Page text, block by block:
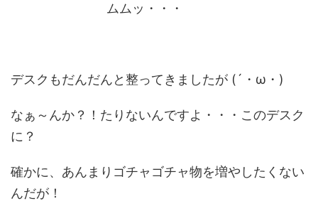
ムムッ・・・
デスクもだんだんと整ってきましたが (´・ω・)
なぁ～んか？！たりないんですよ・・・このデスク
に？
確かに、あんまりゴチャゴチャ物を増やしたくない
んだが！